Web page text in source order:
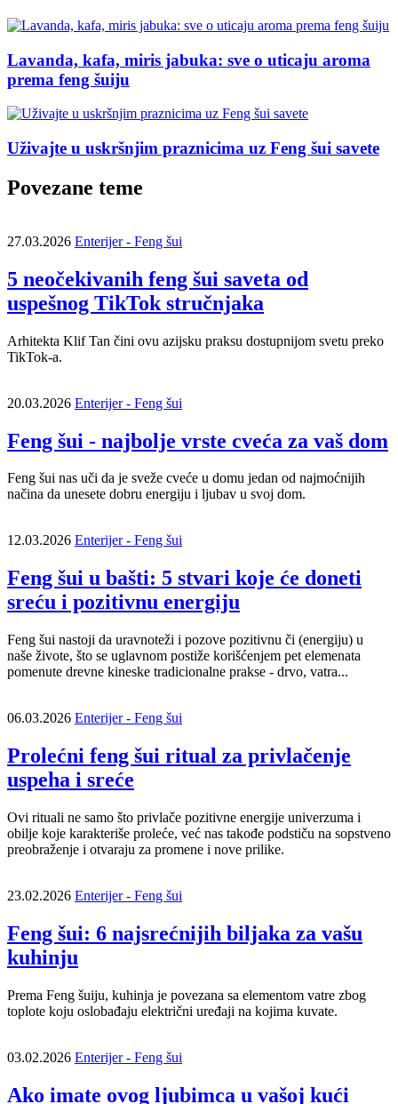
Lavanda, kafa, miris jabuka: sve o uticaju aroma
prema feng šuiju
Uživajte u uskršnjim praznicima uz Feng šui savete
Povezane teme
27.03.2026 Enterijer - Feng šui
5 neočekivanih feng šui saveta od
uspešnog TikTok stručnjaka
Arhitekta Klif Tan čini ovu azijsku praksu dostupnijom svetu preko
TikTok-a.
20.03.2026 Enterijer - Feng šui
Feng šui - najbolje vrste cveća za vaš dom
Feng šui nas uči da je sveže cveće u domu jedan od najmoćnijih
načina da unesete dobru energiju i ljubav u svoj dom.
12.03.2026 Enterijer - Feng šui
Feng šui u bašti: 5 stvari koje će doneti
sreću i pozitivnu energiju
Feng šui nastoji da uravnoteži i pozove pozitivnu či (energiju) u
naše živote, što se uglavnom postiže korišćenjem pet elemenata
pomenute drevne kineske tradicionalne prakse - drvo, vatra...
06.03.2026 Enterijer - Feng šui
Prolećni feng šui ritual za privlačenje
uspeha i sreće
Ovi rituali ne samo što privlače pozitivne energije univerzuma i
obilje koje karakteriše proleće, već nas takođe podstiču na sopstveno
preobraženje i otvaraju za promene i nove prilike.
23.02.2026 Enterijer - Feng šui
Feng šui: 6 najsrećnijih biljaka za vašu
kuhinju
Prema Feng šuiju, kuhinja je povezana sa elementom vatre zbog
toplote koju oslobađaju električni uređaji na kojima kuvate.
03.02.2026 Enterijer - Feng šui
Ako imate ovog ljubimca u vašoj kući